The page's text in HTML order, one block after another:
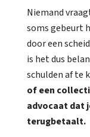
Niemand
soms gebeurt
door een
is het dus
schulden af te
of een
advocaat dat
terugbetaalt.